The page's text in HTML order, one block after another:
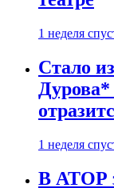
1 неделя
Стало
Дурова*
1 неделя
В АТОР